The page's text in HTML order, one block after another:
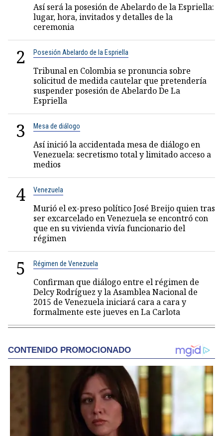
Así será la posesión de Abelardo de la Espriella:
lugar, hora, invitados y detalles de la
ceremonia
2 Posesión Abelardo de la Espriella
Tribunal en Colombia se pronuncia sobre
solicitud de medida cautelar que pretendería
suspender posesión de Abelardo De La
Espriella
3 Mesa de diálogo
Así inició la accidentada mesa de diálogo en
Venezuela: secretismo total y limitado acceso a
medios
4 Venezuela
Murió el ex-preso político José Breijo quien tras
ser excarcelado en Venezuela se encontró con
que en su vivienda vivía funcionario del
régimen
5 Régimen de Venezuela
Confirman que diálogo entre el régimen de
Delcy Rodríguez y la Asamblea Nacional de
2015 de Venezuela iniciará cara a cara y
formalmente este jueves en La Carlota